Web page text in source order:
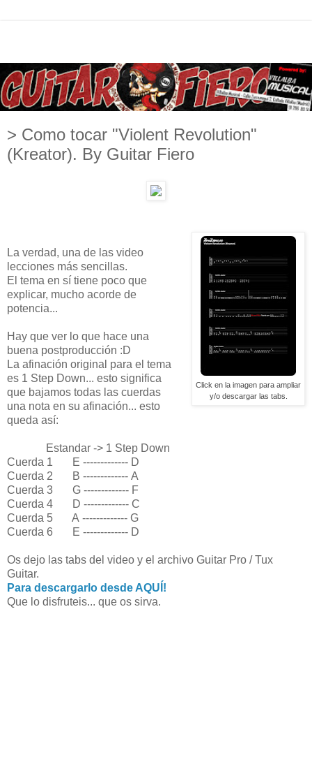
> Como tocar "Violent Revolution"
(Kreator). By Guitar Fiero
Click en la imagen para ampliar
y/o descargar las tabs.
La verdad, una de las video
lecciones más sencillas.
El tema en sí tiene poco que
explicar, mucho acorde de
potencia...
Hay que ver lo que hace una
buena postproducción :D
La afinación original para el tema
es 1 Step Down... esto significa
que bajamos todas las cuerdas
una nota en su afinación... esto
queda así:
Estandar -> 1 Step Down
Cuerda 1 E ------------- D
Cuerda 2 B ------------- A
Cuerda 3 G ------------- F
Cuerda 4 D ------------- C
Cuerda 5 A ------------- G
Cuerda 6 E ------------- D
Os dejo las tabs del video y el archivo Guitar Pro / Tux
Guitar.
Para descargarlo desde AQUÍ!
Que lo disfruteis... que os sirva.